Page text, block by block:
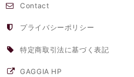
Contact
プライバシーポリシー
特定商取引法に基づく表記
GAGGIA HP